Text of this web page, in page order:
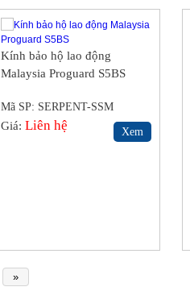
Kính bảo hộ lao động
Malaysia Proguard S5BS
Mã SP: SERPENT-SSM
Giá:Liên hệ Xem
»